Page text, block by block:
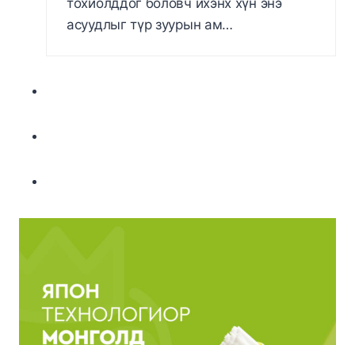
тохиолддог боловч ихэнх хүн энэ
асуудлыг түр зуурын ам…